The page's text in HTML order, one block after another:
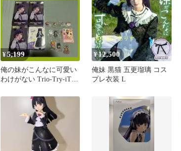
¥5,199
俺の妹がこんなに可愛い
わけがない Trio-Try-iT
¥12,500
俺妹 黒猫 五更瑠璃 コス
プレ衣装 L